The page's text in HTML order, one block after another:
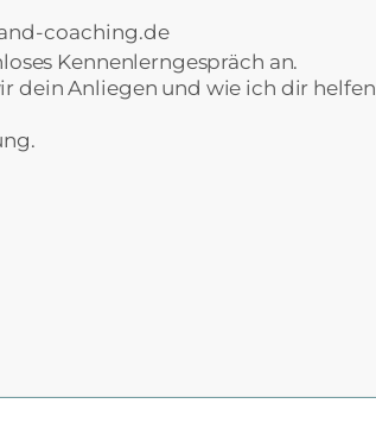
coaching.de
Kennenlerngespräch an.
dein Anliegen und wie ich dir helfen